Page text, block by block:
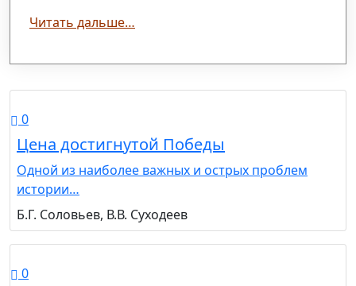
Читать дальше…
0
Цена достигнутой Победы
Одной из наиболее важных и острых проблем
истории…
Б.Г. Соловьев, В.В. Суходеев
0